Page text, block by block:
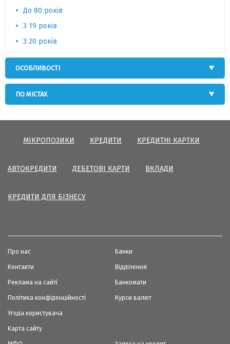
До 80 років
З 19 років
З 20 років
ОСОБЛИВОСТІ
ПО МІСТАХ
МІКРОПОЗИКИ КРЕДИТИ КРЕДИТНІ КАРТКИ
АВТОКРЕДИТИ ДЕБЕТОВІ КАРТИ ВКЛАДИ
КРЕДИТИ ДЛЯ БІЗНЕСУ
Про нас
Контакти
Реклама на сайті
Політика конфіденційності
Угода користувача
Карта сайту
Банки
Відділення
Банкомати
Курси валют